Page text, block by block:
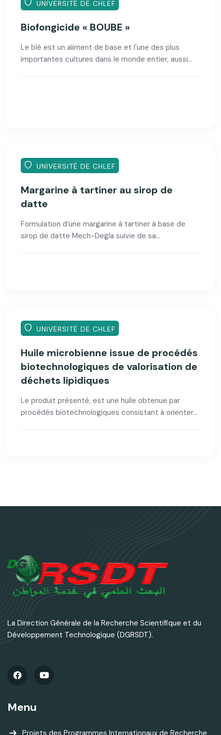
UNIVERSITÉ DE CHLEF
Biofongicide « BOUBE »
Le blé est un aliment de base et l'une des plus
importantes cultures dans le monde entier, aussi...
UNIVERSITÉ DE CHLEF
Margarine à tartiner au sirop de
datte
Formulation d’une margarine à tartiner à base de
sirop de datte Mech-Degla suivie de sa...
UNIVERSITÉ DE CHLEF
Huile microbienne issue de procédés
biotechnologiques de valorisation de
déchets lipidiques
Le produit présenté, est une huile obtenue par
procédés biotechnologiques consistant à orienter...
La Direction Générale de la Recherche Scientifique et du
Développement Technologique (DGRSDT).
Menu
Projets des Programmes Internationaux de Recherche